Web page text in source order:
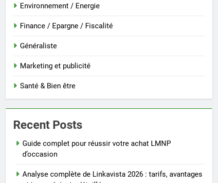
Environnement / Energie
Finance / Epargne / Fiscalité
Généraliste
Marketing et publicité
Santé & Bien être
Recent Posts
Guide complet pour réussir votre achat LMNP
d’occasion
Analyse complète de Linkavista 2026 : tarifs, avantages